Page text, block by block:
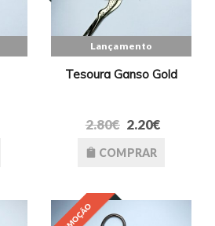
Lançamento
Tesoura Ganso Gold
2.80€ 2.20€
COMPRAR